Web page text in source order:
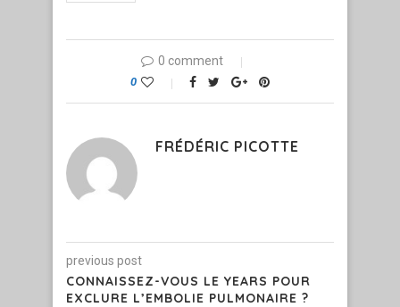
0 comment
0
FRÉDÉRIC PICOTTE
previous post
CONNAISSEZ-VOUS LE YEARS POUR
EXCLURE L’EMBOLIE PULMONAIRE ?